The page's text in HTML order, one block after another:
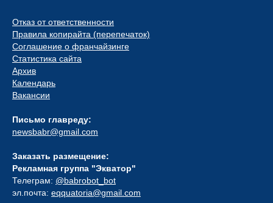
Отказ от ответственности
Правила копирайта (перепечаток)
Соглашение о франчайзинге
Статистика сайта
Архив
Календарь
Вакансии
Письмо главреду:
newsbabr@gmail.com
Заказать размещение:
Рекламная группа "Экватор"
Телеграм: @babrobot_bot
эл.почта: eqquatoria@gmail.com